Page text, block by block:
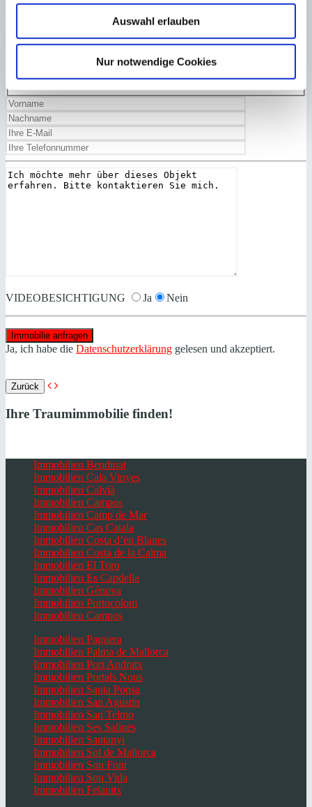
Auswahl erlauben
Nur notwendige Cookies
Datenschutzerklärunggelesen und akzeptiert.
Zurück
VIDEOBESICHTIGUNG Ja Nein
Ja, ich habe die Datenschutzerklärung gelesen und akzeptiert.
Zurück
Ihre Traumimmobilie finden!
Immobilien Bendinat
Immobilien Cala Vinyes
Immobilien Calvià
Immobilien Campos
Immobilien Camp de Mar
Immobilien Cas Catala
Immobilien Costa d’en Blanes
Immobilien Costa de la Calma
Immobilien El Toro
Immobilien Es Capdella
Immobilien Génova
Immobilien Portocolom
Immobilien Campos
Immobilien Paguera
Immobilien Palma de Mallorca
Immobilien Port Andratx
Immobilien Portals Nous
Immobilien Santa Ponsa
Immobilien San Agustin
Immobilien San Telmo
Immobilien Ses Salines
Immobilien Santanyi
Immobilien Sol de Mallorca
Immobilien Son Font
Immobilien Son Vida
Immobilien Felanitx